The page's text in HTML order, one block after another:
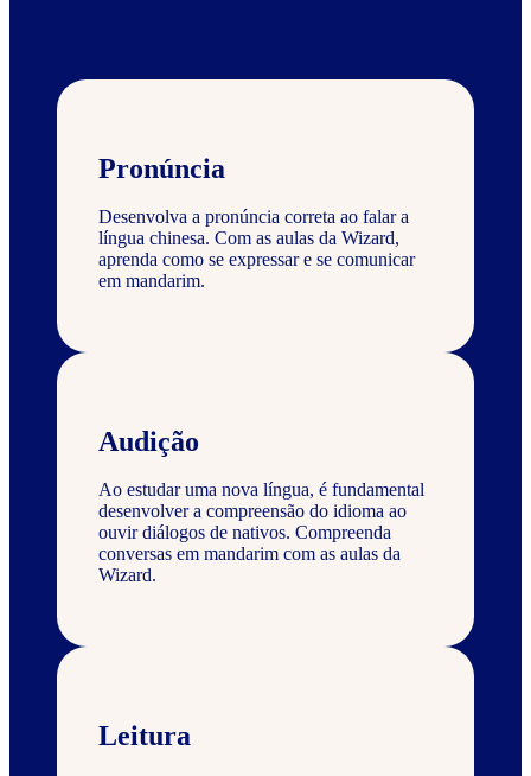
Pronúncia
Desenvolva a pronúncia correta ao falar a
língua chinesa. Com as aulas da Wizard,
aprenda como se expressar e se comunicar
em mandarim.
Audição
Ao estudar uma nova língua, é fundamental
desenvolver a compreensão do idioma ao
ouvir diálogos de nativos. Compreenda
conversas em mandarim com as aulas da
Wizard.
Leitura